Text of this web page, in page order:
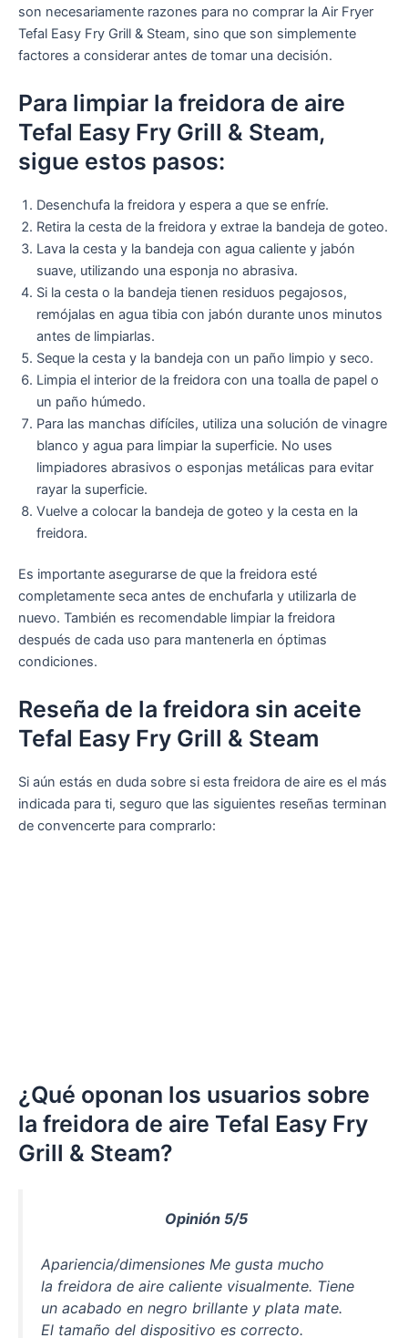
son necesariamente razones para no comprar la Air Fryer
Tefal Easy Fry Grill & Steam, sino que son simplemente
factores a considerar antes de tomar una decisión.
Para limpiar la freidora de aire
Tefal Easy Fry Grill & Steam,
sigue estos pasos:
Desenchufa la freidora y espera a que se enfríe.
Retira la cesta de la freidora y extrae la bandeja de goteo.
Lava la cesta y la bandeja con agua caliente y jabón
suave, utilizando una esponja no abrasiva.
Si la cesta o la bandeja tienen residuos pegajosos,
remójalas en agua tibia con jabón durante unos minutos
antes de limpiarlas.
Seque la cesta y la bandeja con un paño limpio y seco.
Limpia el interior de la freidora con una toalla de papel o
un paño húmedo.
Para las manchas difíciles, utiliza una solución de vinagre
blanco y agua para limpiar la superficie. No uses
limpiadores abrasivos o esponjas metálicas para evitar
rayar la superficie.
Vuelve a colocar la bandeja de goteo y la cesta en la
freidora.
Es importante asegurarse de que la freidora esté
completamente seca antes de enchufarla y utilizarla de
nuevo. También es recomendable limpiar la freidora
después de cada uso para mantenerla en óptimas
condiciones.
Reseña de la freidora sin aceite
Tefal Easy Fry Grill & Steam
Si aún estás en duda sobre si esta freidora de aire es el más
indicada para ti, seguro que las siguientes reseñas terminan
de convencerte para comprarlo:
¿Qué oponan los usuarios sobre
la freidora de aire Tefal Easy Fry
Grill & Steam?
Opinión 5/5
Apariencia/dimensiones Me gusta mucho
la freidora de aire caliente visualmente. Tiene
un acabado en negro brillante y plata mate.
El tamaño del dispositivo es correcto.